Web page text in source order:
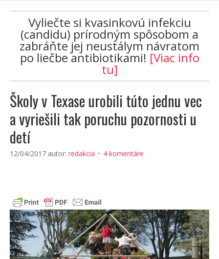
Vyliečte si kvasinkovú infekciu
(candidu) prírodným spôsobom a
zabráňte jej neustálym návratom
po liečbe antibiotikami! [Viac info
tu]
Školy v Texase urobili túto jednu vec
a vyriešili tak poruchu pozornosti u
detí
12/04/2017 autor: redakcia 4 komentáre